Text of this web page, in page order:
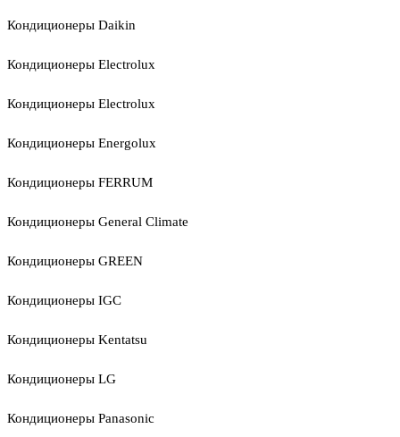
Кондиционеры Daikin
Кондиционеры Electrolux
Кондиционеры Electrolux
Кондиционеры Energolux
Кондиционеры FERRUM
Кондиционеры General Climate
Кондиционеры GREEN
Кондиционеры IGC
Кондиционеры Kentatsu
Кондиционеры LG
Кондиционеры Panasonic